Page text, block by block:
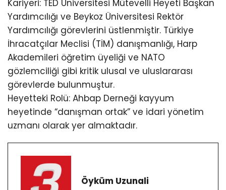
Kariyeri: TED Üniversitesi Mütevelli Heyeti Başkan
Yardımcılığı ve Beykoz Üniversitesi Rektör
Yardımcılığı görevlerini üstlenmiştir. Türkiye
İhracatçılar Meclisi (TİM) danışmanlığı, Harp
Akademileri öğretim üyeliği ve NATO
gözlemciliği gibi kritik ulusal ve uluslararası
görevlerde bulunmuştur.
Heyetteki Rolü: Ahbap Derneği kayyum
heyetinde “danışman ortak” ve idari yönetim
uzmanı olarak yer almaktadır.
Öyküm Uzunali